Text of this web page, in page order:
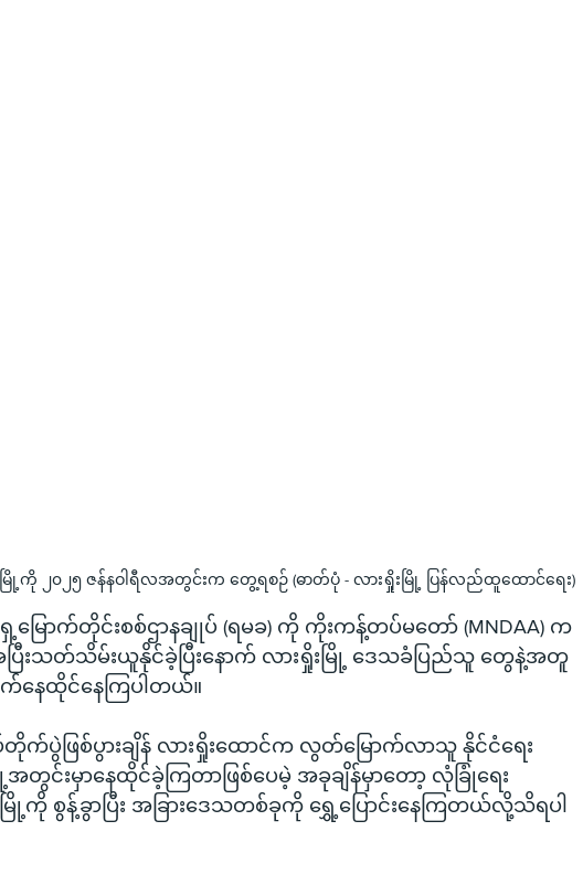
မြို့ကို ၂၀၂၅ ဇန်နဝါရီလအတွင်းက တွေ့ရစဉ် (ဓာတ်ပုံ - လားရှိုးမြို့ ပြန်လည်ထူထောင်ရေး)
ြောက်တိုင်းစစ်ဌာနချုပ် (ရမခ) ကို ကိုးကန့်တပ်မတော် (MNDAA) က
ပြီးသတ်သိမ်းယူနိုင်ခဲ့ပြီးနောက် လားရှိုးမြို့ ဒေသခံပြည်သူ တွေနဲ့အတူ
က်နေထိုင်နေကြပါတယ်။
တိုက်ပွဲဖြစ်ပွားချိန် လားရှိုးထောင်က လွတ်မြောက်လာသူ နိုင်ငံရေး
တွင်းမှာနေထိုင်ခဲ့ကြတာဖြစ်ပေမဲ့ အခုချိန်မှာတော့ လုံခြုံရေး
ြို့ကို စွန့်ခွာပြီး အခြားဒေသတစ်ခုကို ရွှေ့ပြောင်းနေကြတယ်လို့သိရပါ